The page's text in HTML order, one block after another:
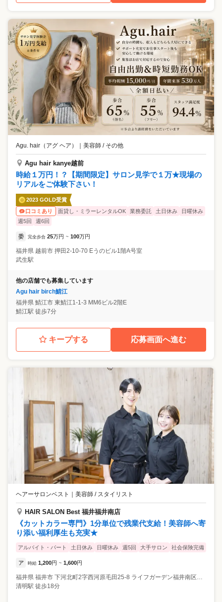
Agu. hair（アグ ヘア） 美容師 / その他
Agu hair kanye越前
時給１万円！？【期間限定】サロン見学で１万★現場の
リアルをご体験下さい！
2023 GOLD受賞
口コミあり
面貸し・ミラーレンタルOK 業務委託 土日休み
日曜休み
週5回
週6回
委 完全歩合 25万円 ~ 100万円
福井県 越前市 押田2-10-70 Eうのビル1階A号室
武生駅
他の店舗でも募集しています
Agu hair birch鯖江
福井県 鯖江市 東鯖江1-1-3 MM6ビル2階E
鯖江駅 徒歩7分
キープする 応募画面へ進む
ヘアーサロンベスト 美容師 / スタイリスト
HAIR SALON Best 福井福井南店
《カットカラー専門》1分単位で残業代支給！美容師へ寄
り添い福利厚生も充実★
アルバイト・パート 土日休み 日曜休み 週5回 大手サロン 社会保険完備
ア 時給 1,200円 ~ 1,600円
福井県 福井市 下河北町2字西河原毛田25-8 ライフガーデン福井南区画B
清明駅 徒歩18分